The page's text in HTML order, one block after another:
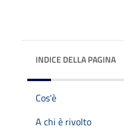
INDICE DELLA PAGINA
Cos'è
A chi è rivolto